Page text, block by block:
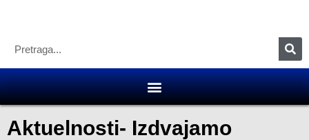
Aktuelnosti- Izdvajamo